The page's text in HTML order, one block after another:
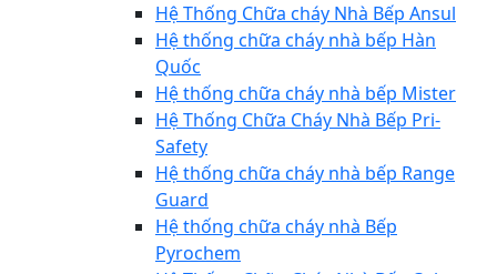
Hệ Thống Chữa cháy Nhà Bếp Ansul
Hệ thống chữa cháy nhà bếp Hàn
Quốc
Hệ thống chữa cháy nhà bếp Mister
Hệ Thống Chữa Cháy Nhà Bếp Pri-
Safety
Hệ thống chữa cháy nhà bếp Range
Guard
Hệ thống chữa cháy nhà Bếp
Pyrochem